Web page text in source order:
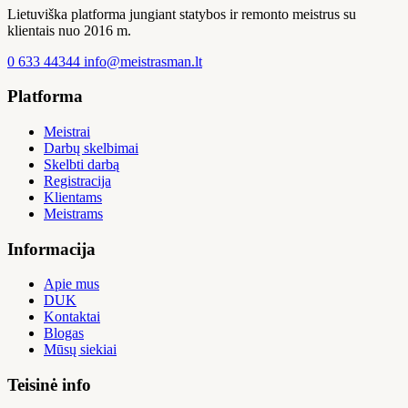
Lietuviška platforma jungiant statybos ir remonto meistrus su
klientais nuo 2016 m.
0 633 44344 info@meistrasman.lt
Platforma
Meistrai
Darbų skelbimai
Skelbti darbą
Registracija
Klientams
Meistrams
Informacija
Apie mus
DUK
Kontaktai
Blogas
Mūsų siekiai
Teisinė info